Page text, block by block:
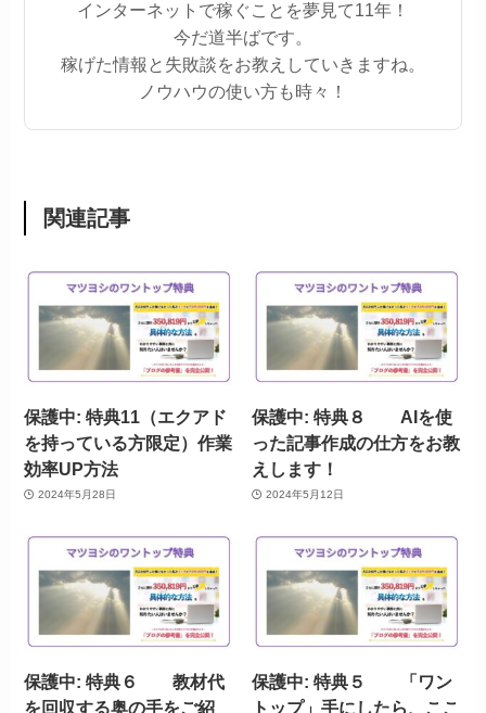
インターネットで稼ぐことを夢見て11年！
今だ道半ばです。
稼げた情報と失敗談をお教えしていきますね。
ノウハウの使い方も時々！
関連記事
保護中: 特典11（エクアド
を持っている方限定）作業
効率UP方法
2024年5月28日
保護中: 特典８ AIを使
った記事作成の仕方をお教
えします！
2024年5月12日
保護中: 特典６ 教材代
を回収する奥の手をご紹
保護中: 特典５ 「ワン
トップ」手にしたら、ここ